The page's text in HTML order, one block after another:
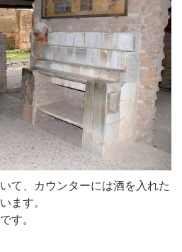
て、カウンターには酒を入れた
ます。
す。